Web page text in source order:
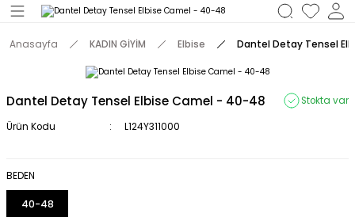
Anasayfa KADIN GİYİM Elbise Dantel Detay Tensel
Dantel Detay Tensel Elbise Camel - 40-48 Stokta var
Ürün Kodu L124Y311000
BEDEN
40-48